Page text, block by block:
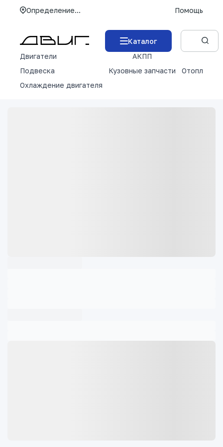
Определение... Помощь
Каталог
Двигатели
АКПП
Подвеска
Кузовные запчасти
Отопление
Охлаждение двигателя